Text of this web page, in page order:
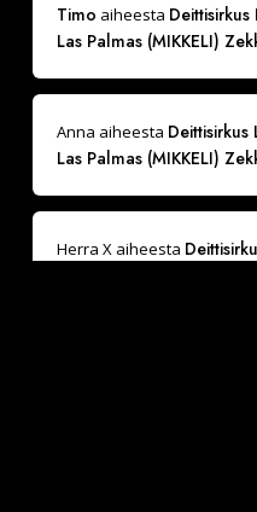
Timo aiheesta
Las Palmas (MIKKELI)
Anna aiheesta
Las Palmas (MIKKELI)
Herra Xaiheesta